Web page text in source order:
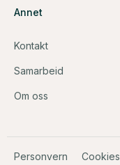
Annet
Kontakt
Samarbeid
Om oss
Personvern Cookies